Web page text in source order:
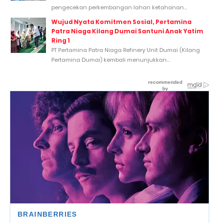
pengecekan perkembangan lahan ketahanan...
Wujud Nyata Komitmen Sosial, Pertamina
Patra Niaga Kilang Dumai Santuni Anak Yatim
Ring 1
PT Pertamina Patra Niaga Refinery Unit Dumai (Kilang
Pertamina Dumai) kembali menunjukkan...